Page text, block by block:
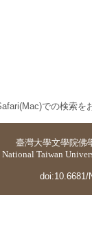
での検索を
臺灣大學文學院佛
National Taiwan
doi:10.6681/